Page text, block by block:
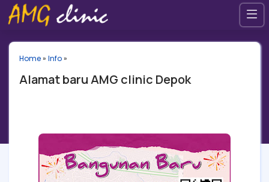
Home» Info»
Alamat baru AMG clinic Depok